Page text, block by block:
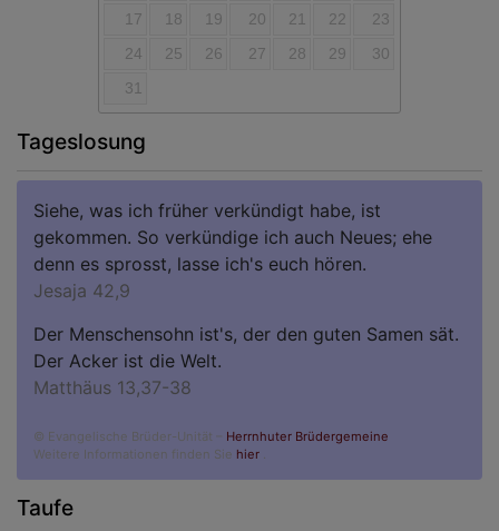
17
18 19 20 21 22
23
24
25 26 27 28 29
30
31
Tageslosung
Siehe, was ich früher verkündigt habe, ist
gekommen. So verkündige ich auch Neues; ehe
denn es sprosst, lasse ich's euch hören.
Jesaja 42,9
Der Menschensohn ist's, der den guten Samen sät.
Der Acker ist die Welt.
Matthäus 13,37-38
© Evangelische Brüder-Unität – Herrnhuter Brüdergemeine
Weitere Informationen finden Sie hier .
Taufe